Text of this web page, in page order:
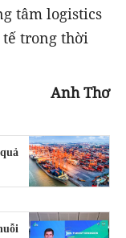
tâm logistics
trong thời
Anh Thơ